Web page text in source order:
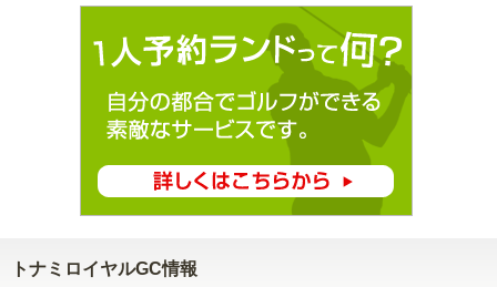
トナミロイヤルGC情報